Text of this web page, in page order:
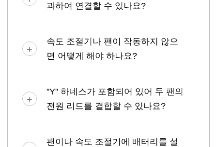
과하여 연결할 수 있나요?
속도 조절기나 팬이 작동하지 않으
면 어떻게 해야 하나요?
"Y" 하네스가 포함되어 있어 두 팬의
전원 리드를 결합할 수 있나요?
팬이나 속도 조절기에 배터리를 설